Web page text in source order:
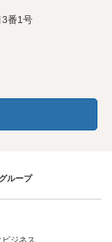
3番1号
ループ
ジネス